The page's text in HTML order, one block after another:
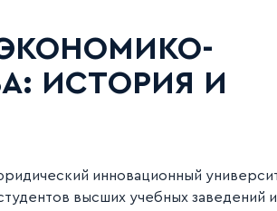
ИСТОРИЯ И
инновационный
высших учебных заведений и